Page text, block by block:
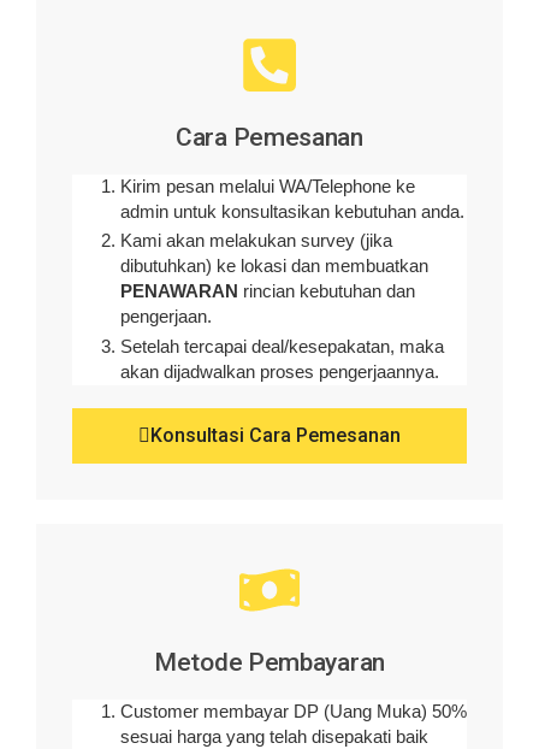
Cara Pemesanan
Kirim pesan melalui WA/Telephone ke
admin untuk konsultasikan kebutuhan anda.
Kami akan melakukan survey (jika
dibutuhkan) ke lokasi dan membuatkan
PENAWARAN rincian kebutuhan dan
pengerjaan.
Setelah tercapai deal/kesepakatan, maka
akan dijadwalkan proses pengerjaannya.
Konsultasi Cara Pemesanan
Metode Pembayaran
Customer membayar DP (Uang Muka) 50%
sesuai harga yang telah disepakati baik